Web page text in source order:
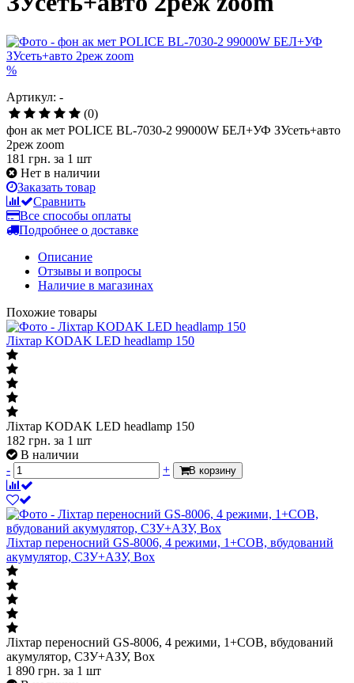
%
Артикул: -
(0)
фон ак мет POLICE BL-7030-2 99000W БЕЛ+УФ ЗУсеть+авто
2реж zoom
181 грн. за 1 шт
Нет в наличии
Заказать товар
Сравнить
Все способы оплаты
Подробнее о доставке
Описание
Отзывы и вопросы
Наличие в магазинах
Похожие товары
Ліхтар KODAK LED headlamp 150
Ліхтар KODAK LED headlamp 150
182 грн. за 1 шт
В наличии
-
+ В корзину
Ліхтар переносний GS-8006, 4 режими, 1+COB, вбудований
акумулятор, СЗУ+АЗУ, Box
Ліхтар переносний GS-8006, 4 режими, 1+COB, вбудований
акумулятор, СЗУ+АЗУ, Box
1 890 грн. за 1 шт